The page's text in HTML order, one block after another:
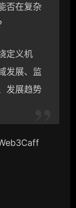
否在复杂
定义机
发展、监
发展趋势